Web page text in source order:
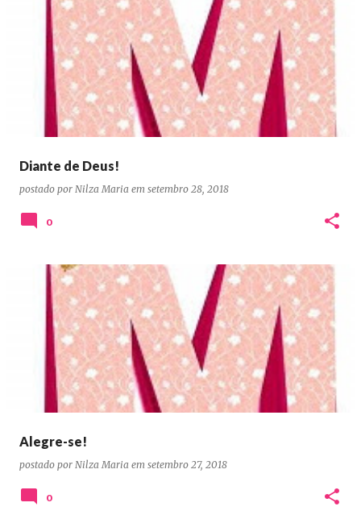
Diante de Deus!
postado por Nilza Maria em setembro 28, 2018
0
Alegre-se!
postado por Nilza Maria em setembro 27, 2018
0